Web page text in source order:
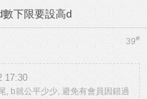
下限要設高d
39#
17:30
, b就公平少少, 避免有會員因錯過